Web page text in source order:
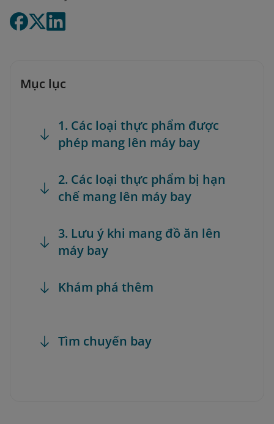
Mục lục
1. Các loại thực phẩm được
phép mang lên máy bay
2. Các loại thực phẩm bị hạn
chế mang lên máy bay
3. Lưu ý khi mang đồ ăn lên
máy bay
Khám phá thêm
Tìm chuyến bay